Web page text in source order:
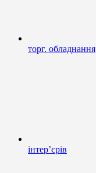
торг. обладнання
інтер’єрів